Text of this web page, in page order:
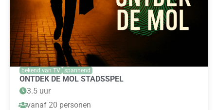
bekend van TV spannend
ONTDEK DE MOL STADSSPEL
3.5 uur
vanaf 20 personen